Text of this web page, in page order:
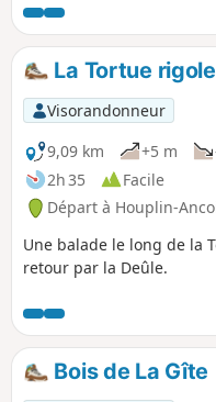
Ancoisne.
La Tortue
Visorandonneur
9,09 km
+5 m
2h 35
Facile
Départ à Houplin-
Une balade le long de la
retour par la Deûle.
Bois de La Gîte